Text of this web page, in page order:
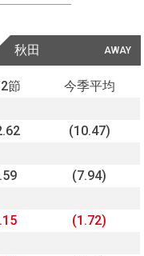
AWAY
秋田
節
今季平均
(10.47)
(7.94)
(1.72)